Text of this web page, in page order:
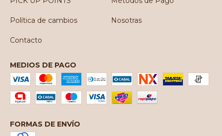
Política de cambios Nosotras
Contacto
MEDIOS DE PAGO
FORMAS DE ENVÍO